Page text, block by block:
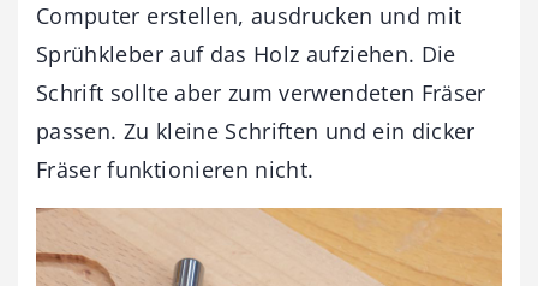
Computer erstellen, ausdrucken und mit
Sprühkleber auf das Holz aufziehen. Die
Schrift sollte aber zum verwendeten Fräser
passen. Zu kleine Schriften und ein dicker
Fräser funktionieren nicht.